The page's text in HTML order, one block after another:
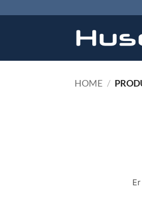
naar
HOME /